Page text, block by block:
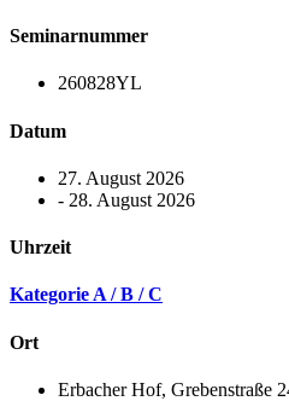
Seminarnummer
260828YL
Datum
27. August 2026
- 28. August 2026
Uhrzeit
Kategorie A / B / C
Ort
Erbacher Hof, Grebenstraße